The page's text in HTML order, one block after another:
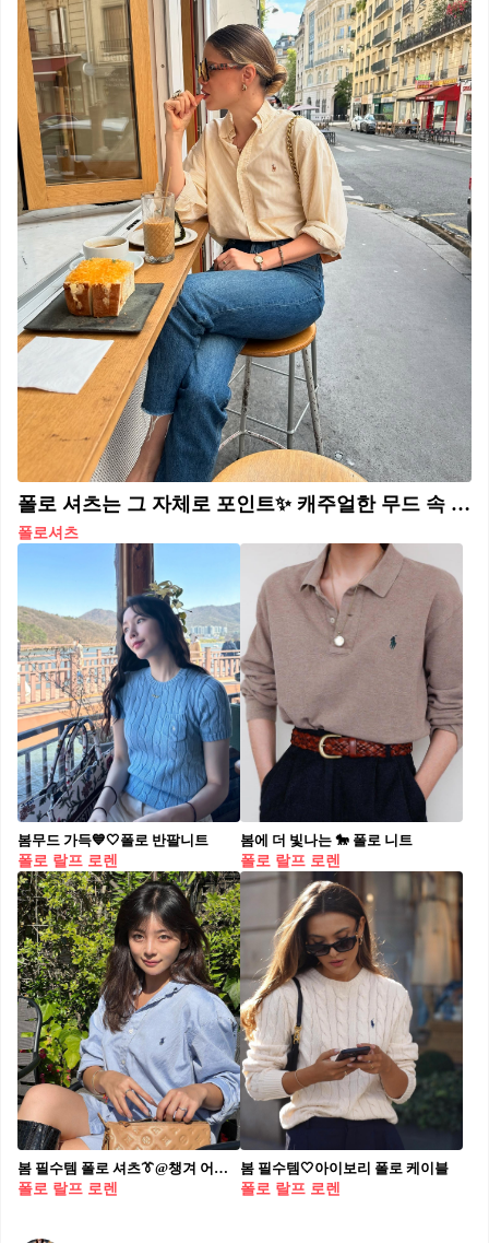
폴로 셔츠는 그 자체로 포인트✨ 캐주얼한 무드 속 적당한 포멀함 갖추기
폴로셔츠
봄무드 가득💙🤍폴로 반팔니트​
폴로 랄프 로렌
봄에 더 빛나는 🐎 폴로 니트
폴로 랄프 로렌
봄 필수템 폴로 셔츠👔@챙겨 어디에나 입기 좋은 폴로 셔츠🏇 하나쯤은 갖고 있어야지🩵
폴로 랄프 로렌
봄 필수템🤍아이보리 폴로 케이블
폴로 랄프 로렌